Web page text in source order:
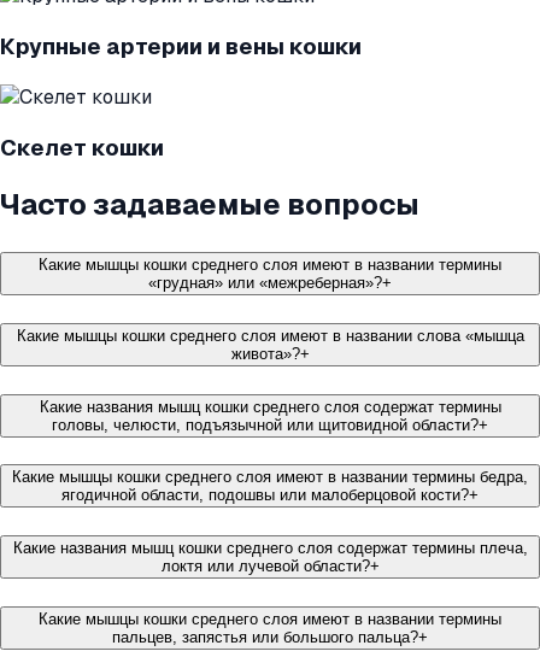
Крупные артерии и вены кошки
Скелет кошки
Часто задаваемые вопросы
Какие мышцы кошки среднего слоя имеют в названии термины
«грудная» или «межреберная»?+
Какие мышцы кошки среднего слоя имеют в названии слова «мышца
живота»?+
Какие названия мышц кошки среднего слоя содержат термины
головы, челюсти, подъязычной или щитовидной области?+
Какие мышцы кошки среднего слоя имеют в названии термины бедра,
ягодичной области, подошвы или малоберцовой кости?+
Какие названия мышц кошки среднего слоя содержат термины плеча,
локтя или лучевой области?+
Какие мышцы кошки среднего слоя имеют в названии термины
пальцев, запястья или большого пальца?+